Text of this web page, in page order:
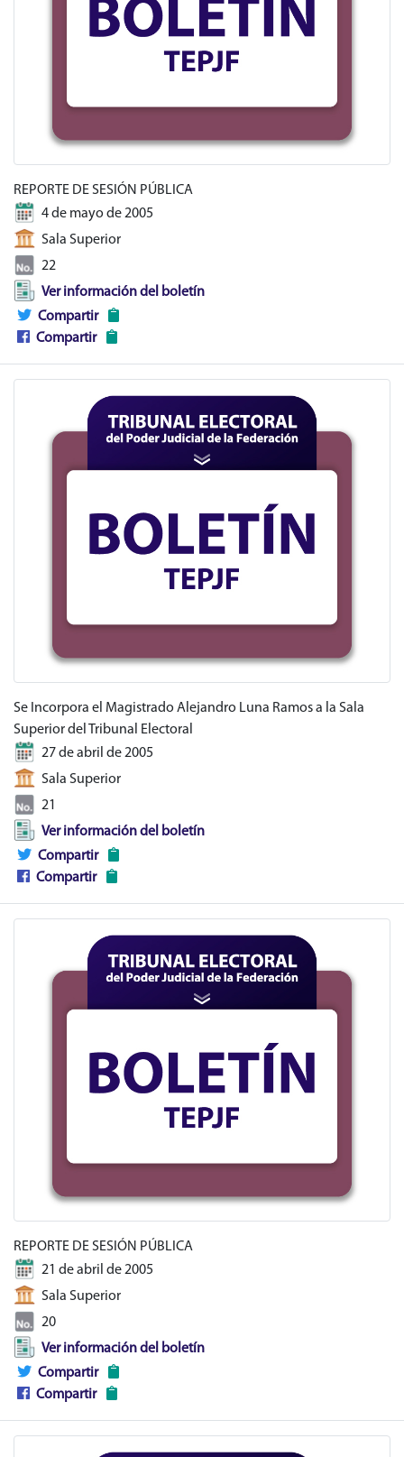
REPORTE DE SESIÓN PÚBLICA
4 de mayo de 2005
Sala Superior
22
Ver información del boletín
Compartir
Compartir
Se Incorpora el Magistrado Alejandro Luna Ramos a la Sala
Superior del Tribunal Electoral
27 de abril de 2005
Sala Superior
21
Ver información del boletín
Compartir
Compartir
REPORTE DE SESIÓN PÚBLICA
21 de abril de 2005
Sala Superior
20
Ver información del boletín
Compartir
Compartir